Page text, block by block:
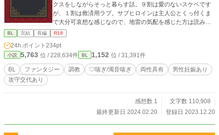
クスをしながらそっと暮らす話。９割は愛のないスケベです
が、１割は救済用ラブ。サブヒロインは主人公とくっ付くま
で大分可哀想な感じなので、地雷の気配を感じた方は読み飛
ばしてください。 ※主人公は9割突っ込まれてアンアン言わ
される側ですが、終盤1割は突っ込む側なので、攻守逆転が苦
手な方はご注意ください。 誤字報告は近況ボードにお願いし
ます。無理やり何となくハピエンですが、不幸な方が抜けた
り萌えたりする方は3章くらいまでをおススメします。 ※無
事に完結しました！
BL 完結 長編 R18
24h.ポイント 234pt
小説 5,763 位 / 228,634件 BL 1,152 位 / 31,391件
BL ファンタジー 調教 ♡喘ぎ/濁音喘ぎ 両性具有
男性妊娠あり
攻守交代あり
感想数 1
文字数 110,908
最終更新日 2024.02.20
登録日 2023.12.20